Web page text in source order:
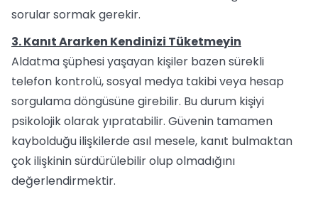
sorular sormak gerekir.
3. Kanıt Ararken Kendinizi Tüketmeyin
Aldatma şüphesi yaşayan kişiler bazen sürekli
telefon kontrolü, sosyal medya takibi veya hesap
sorgulama döngüsüne girebilir. Bu durum kişiyi
psikolojik olarak yıpratabilir. Güvenin tamamen
kaybolduğu ilişkilerde asıl mesele, kanıt bulmaktan
çok ilişkinin sürdürülebilir olup olmadığını
değerlendirmektir.